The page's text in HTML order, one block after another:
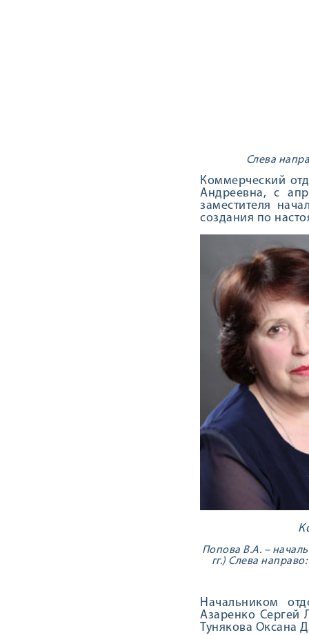
Слева
Коммерческий
Андреевна, с
заместителя
создания по
Попова В.А. –
гг.) Слева
Начальником
Азаренко Сергей
Тунякова Оксана